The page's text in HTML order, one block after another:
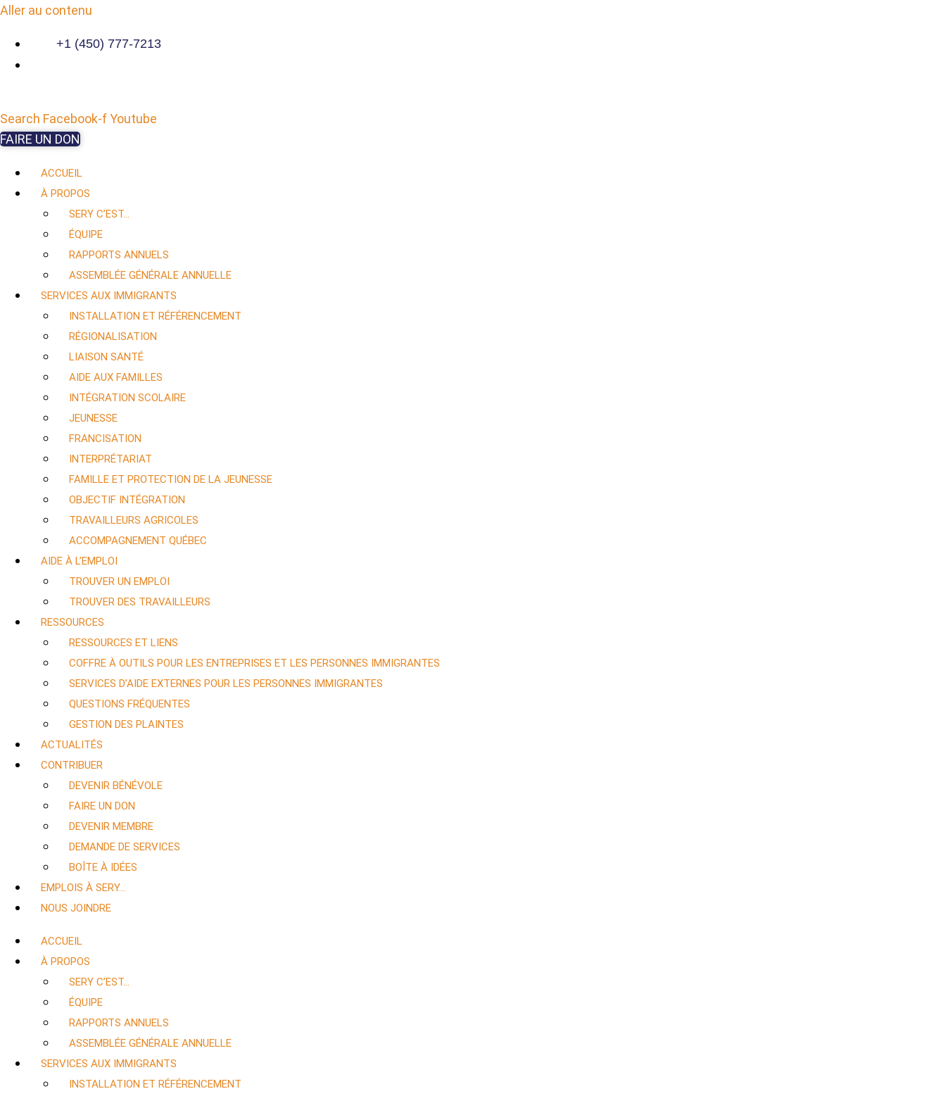
Aller au contenu
+1 (450) 777-7213
Search Facebook-fYoutube
FAIRE UN DON
ACCUEIL
À PROPOS
SERY C’EST…
ÉQUIPE
RAPPORTS ANNUELS
ASSEMBLÉE GÉNÉRALE ANNUELLE
SERVICES AUX IMMIGRANTS
INSTALLATION ET RÉFÉRENCEMENT
RÉGIONALISATION
LIAISON SANTÉ
AIDE AUX FAMILLES
INTÉGRATION SCOLAIRE
JEUNESSE
FRANCISATION
INTERPRÉTARIAT
FAMILLE ET PROTECTION DE LA JEUNESSE
OBJECTIF INTÉGRATION
TRAVAILLEURS AGRICOLES
ACCOMPAGNEMENT QUÉBEC
AIDE À L’EMPLOI
TROUVER UN EMPLOI
TROUVER DES TRAVAILLEURS
RESSOURCES
RESSOURCES ET LIENS
COFFRE À OUTILS POUR LES ENTREPRISES ET LES PERSONNES IMMIGRANTES
SERVICES D’AIDE EXTERNES POUR LES PERSONNES IMMIGRANTES
QUESTIONS FRÉQUENTES
GESTION DES PLAINTES
ACTUALITÉS
CONTRIBUER
DEVENIR BÉNÉVOLE
FAIRE UN DON
DEVENIR MEMBRE
DEMANDE DE SERVICES
BOÎTE À IDÉES
EMPLOIS À SERY…
NOUS JOINDRE
ACCUEIL
À PROPOS
SERY C’EST…
ÉQUIPE
RAPPORTS ANNUELS
ASSEMBLÉE GÉNÉRALE ANNUELLE
SERVICES AUX IMMIGRANTS
INSTALLATION ET RÉFÉRENCEMENT